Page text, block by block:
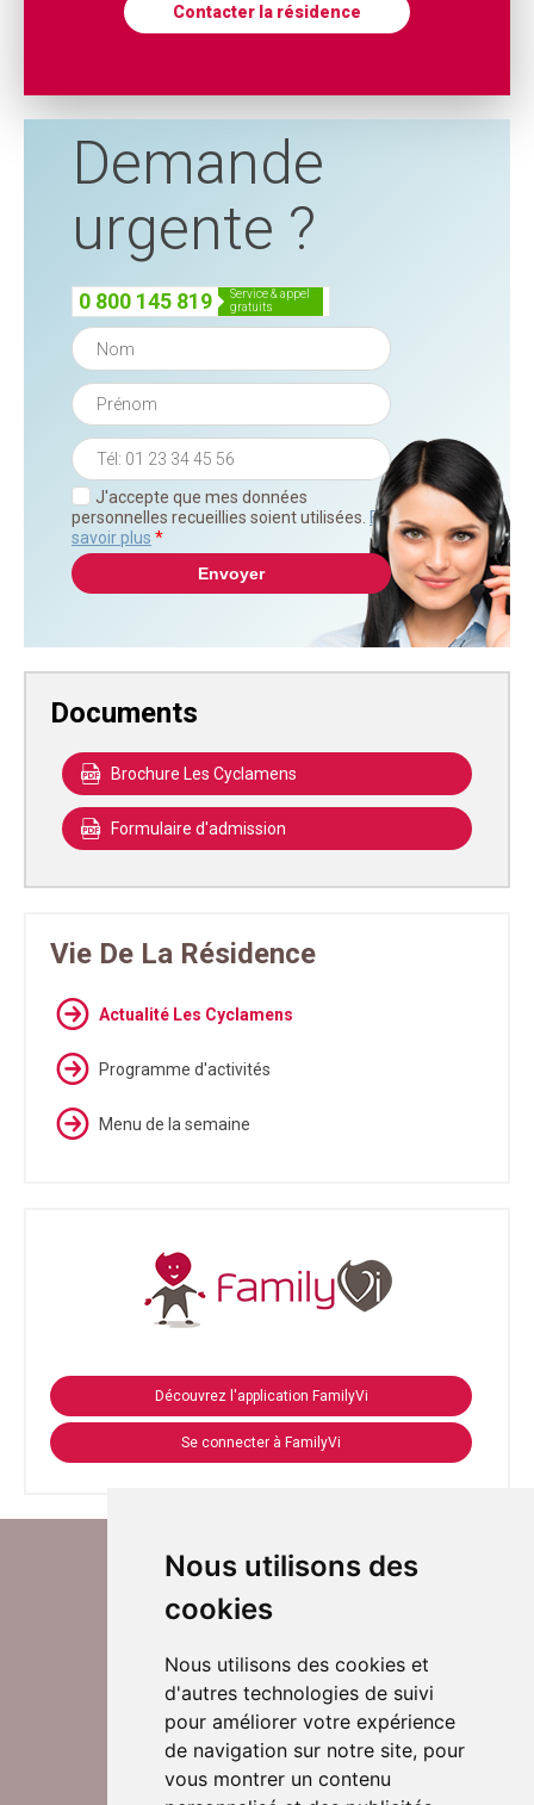
Nous utilisons des
cookies
Nous utilisons des cookies et
d'autres technologies de suivi
pour améliorer votre expérience
de navigation sur notre site, pour
vous montrer un contenu
Contacter la résidence
Demande
urgente ?
0 800 145 819
service & appel
gratuits
J'accepte que mes données
personnelles recueillies soient utilisées. En
savoir plus *
Documents
Brochure Les Cyclamens
Formulaire d'admission
Vie De La Résidence
Actualité Les Cyclamens
Programme d'activités
Menu de la semaine
Découvrez l'application FamilyVi
Se connecter à FamilyVi
Suivez-nous sur Twitter